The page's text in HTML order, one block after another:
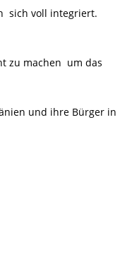
sich voll integriert.
zu machen um das
und ihre Bürger in